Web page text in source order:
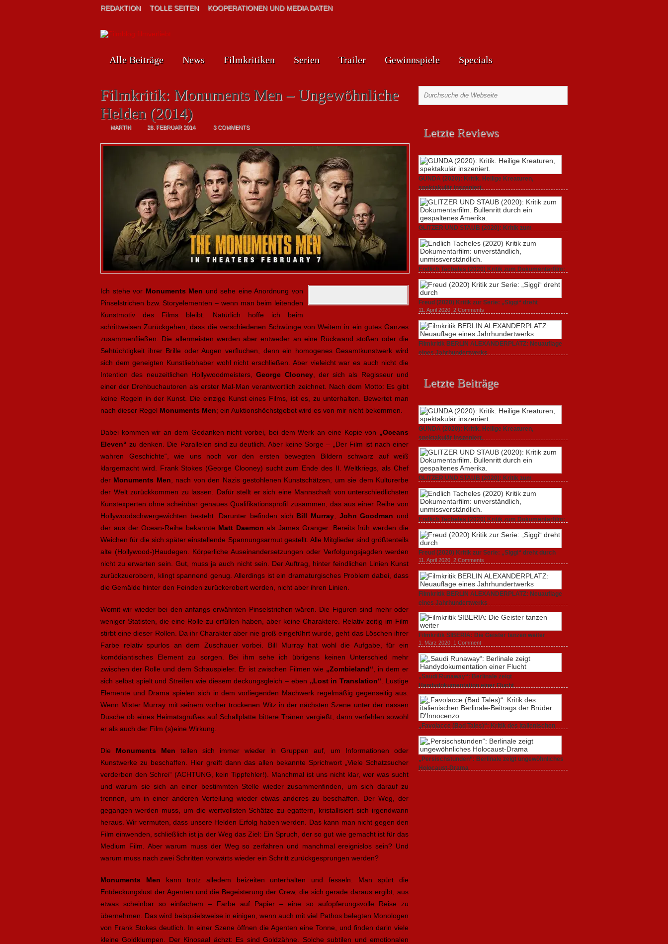
REDAKTION TOLLE SEITEN KOOPERATIONEN UND MEDIA DATEN
Alle Beiträge News Filmkritiken Serien Trailer Gewinnspiele Specials
Filmkritik: Monuments Men – Ungewöhnliche
Helden (2014)
MARTIN 28. FEBRUAR 2014 3 COMMENTS
Ich stehe vor Monuments Men und sehe eine Anordnung von
Pinselstrichen bzw. Storyelementen – wenn man beim leitenden
Kunstmotiv des Films bleibt. Natürlich hoffe ich beim
schrittweisen Zurückgehen, dass die verschiedenen Schwünge von Weitem in ein gutes Ganzes
zusammenfließen. Die allermeisten werden aber entweder an eine Rückwand stoßen oder die
Sehtüchtigkeit ihrer Brille oder Augen verfluchen, denn ein homogenes Gesamtkunstwerk wird
sich dem geneigten Kunstliebhaber wohl nicht erschließen. Aber vieleicht war es auch nicht die
Intention des neuzeitlichen Hollywoodmeisters,George Clooney, der sich als Regisseur und
einer der Drehbuchautoren als erster Mal-Man verantwortlich zeichnet. Nach dem Motto: Es gibt
keine Regeln in der Kunst. Die einzige Kunst eines Films, ist es, zu unterhalten. Bewertet man
nach dieser Regel Monuments Men; ein Auktionshöchstgebot wird es von mir nicht bekommen.
Dabei kommen wir an dem Gedanken nicht vorbei, bei dem Werk an eine Kopie von „Oceans
Eleven“ zu denken. Die Parallelen sind zu deutlich. Aber keine Sorge – „Der Film ist nach einer
wahren Geschichte“, wie uns noch vor den ersten bewegten Bildern schwarz auf weiß
klargemacht wird. Frank Stokes (George Clooney) sucht zum Ende des II. Weltkriegs, als Chef
der Monuments Men , nach von den Nazis gestohlenen Kunstschätzen, um sie dem Kulturerbe
der Welt zurückkommen zu lassen. Dafür stellt er sich eine Mannschaft von unterschiedlichsten
Kunstexperten ohne scheinbar genaues Qualifikationsprofil zusammen, das aus einer Reihe von
Hollywoodschwergewichten besteht. Darunter befinden sich Bill Murray John Goodman und
der aus der Ocean-Reihe bekannte Matt Daemon als James Granger. Bereits früh werden die
Weichen für die sich später einstellende Spannungsarmut gestellt. Alle Mitglieder sind größtenteils
alte (Hollywood-)Haudegen. Körperliche Auseinandersetzungen oder Verfolgungsjagden werden
nicht zu erwarten sein. Gut, muss ja auch nicht sein. Der Auftrag, hinter feindlichen Linien Kunst
zurückzuerobern, klingt spannend genug. Allerdings ist ein dramaturgisches Problem dabei, dass
die Gemälde hinter den Feinden zurückerobert werden, nicht aber ihren Linien.
Womit wir wieder bei den anfangs erwähnten Pinselstrichen wären. Die Figuren sind mehr oder
weniger Statisten, die eine Rolle zu erfüllen haben, aber keine Charaktere. Relativ zeitig im Film
stirbt eine dieser Rollen. Da ihr Charakter aber nie groß eingeführt wurde, geht das Löschen ihrer
Farbe relativ spurlos an dem Zuschauer vorbei. Bill Murray hat wohl die Aufgabe, für ein
komödiantisches Element zu sorgen. Bei ihm sehe ich übrigens keinen Unterschied mehr
zwischen der Rolle und dem Schauspieler. Er ist zwischen Filmen wie „Zombieland“ , in dem er
sich selbst spielt und Streifen wie diesem deckungsgleich – eben „Lost in Translation“ . Lustige
Elemente und Drama spielen sich in dem vorliegenden Machwerk regelmäßig gegenseitig aus.
Wenn Mister Murray mit seinem vorher trockenen Witz in der nächsten Szene unter der nassen
Dusche ob eines Heimatsgrußes auf Schallplatte bittere Tränen vergießt, dann verfehlen sowohl
er als auch der Film (s)eine Wirkung.
Die Monuments Men teilen sich immer wieder in Gruppen auf, um Informationen oder
Kunstwerke zu beschaffen. Hier greift dann das allen bekannte Sprichwort „Viele Schatzsucher
verderben den Schrei“ (ACHTUNG, kein Tippfehler!). Manchmal ist uns nicht klar, wer was sucht
und warum sie sich an einer bestimmten Stelle wieder zusammenfinden, um sich darauf zu
trennen, um in einer anderen Verteilung wieder etwas anderes zu beschaffen. Der Weg, der
gegangen werden muss, um die wertvollsten Schätze zu egattern, kristallisiert sich irgendwann
heraus. Wir vermuten, dass unsere Helden Erfolg haben werden. Das kann man nicht gegen den
Film einwenden, schließlich ist ja der Weg das Ziel: Ein Spruch, der so gut wie gemacht ist für das
Medium Film. Aber warum muss der Weg so zerfahren und manchmal ereignislos sein? Und
warum muss nach zwei Schritten vorwärts wieder ein Schritt zurückgesprungen werden?
Monuments Men kann trotz alledem beizeiten unterhalten und fesseln. Man spürt die
Entdeckungslust der Agenten und die Begeisterung der Crew, die sich gerade daraus ergibt, aus
etwas scheinbar so einfachem – Farbe auf Papier – eine so aufopferungsvolle Reise zu
übernehmen. Das wird beispsielsweise in einigen, wenn auch mit viel Pathos belegten Monologen
von Frank Stokes deutlich. In einer Szene öffnen die Agenten eine Tonne, und finden darin viele
kleine Goldklumpen. Der Kinosaal ächzt: Es sind Goldzähne. Solche subtilen und emotionalen
Letzte Reviews
GUNDA (2020): Kritik. Heilige Kreaturen,
spektakulär inszeniert.
GLITZER UND STAUB (2020): Kritik zum
Dokumentarfilm.
3. Oktober 2020,2 Comments
Endlich Tacheles (2020) Kritik zum Dokumentarfilm:
unverständlich,
19. Mai 2020,0 Comments
Freud (2020) Kritik zur Serie: „Siggi“ dreht
11. April 2020, 2 Comments
Filmkritik BERLIN ALEXANDERPLATZ: Neuauflage
eines Jahrhundertwerks
Letzte Beiträge
GUNDA (2020): Kritik. Heilige Kreaturen,
spektakulär inszeniert.
GLITZER UND STAUB (2020): Kritik zum
Dokumentarfilm. Bullenritt durch ein gespaltenes
Amerika.
3. Oktober 2020,2 Comments
Endlich Tacheles (2020) Kritik zum Dokumentarfilm:
unverständlich, unmissverständlich.
19. Mai 2020,0 Comments
Freud (2020) Kritik zur Serie: „Siggi“ dreht durch
11. April 2020, 2 Comments
Filmkritik BERLIN ALEXANDERPLATZ: Neuauflage
eines Jahrhundertwerks
Filmkritik SIBERIA: Die Geister tanzen weiter
1. März 2020, 1 Comment
„Saudi Runaway“: Berlinale zeigt
Handydokumentation einer Flucht
„Favolacce (Bad Tales)“: Kritik des italienischen
Berlinale-Beitrags der Brüder D’Innocenzo
25. Februar 2020,2 Comments
„Persischstunden“: Berlinale zeigt ungewöhnliches
Holocaust-Drama